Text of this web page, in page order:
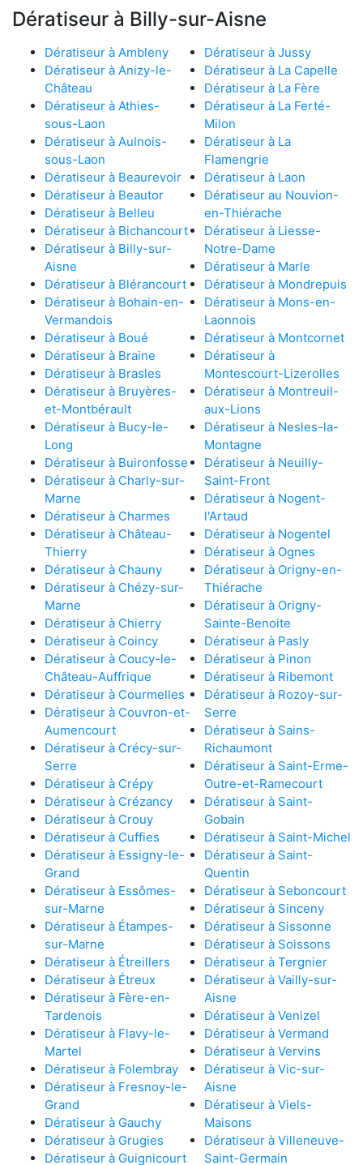
Dératiseur à Billy-sur-Aisne
Dératiseur à Ambleny
Dératiseur à Anizy-le-
Château
Dératiseur à Athies-
sous-Laon
Dératiseur à Aulnois-
sous-Laon
Dératiseur à Beaurevoir
Dératiseur à Beautor
Dératiseur à Belleu
Dératiseur à Bichancourt
Dératiseur à Billy-sur-
Aisne
Dératiseur à Blérancourt
Dératiseur à Bohain-en-
Vermandois
Dératiseur à Boué
Dératiseur à Braine
Dératiseur à Brasles
Dératiseur à Bruyères-
et-Montbérault
Dératiseur à Bucy-le-
Long
Dératiseur à Buironfosse
Dératiseur à Charly-sur-
Marne
Dératiseur à Charmes
Dératiseur à Château-
Thierry
Dératiseur à Chauny
Dératiseur à Chézy-sur-
Marne
Dératiseur à Chierry
Dératiseur à Coincy
Dératiseur à Coucy-le-
Château-Auffrique
Dératiseur à Courmelles
Dératiseur à Couvron-et-
Aumencourt
Dératiseur à Crécy-sur-
Serre
Dératiseur à Crépy
Dératiseur à Crézancy
Dératiseur à Crouy
Dératiseur à Cuffies
Dératiseur à Essigny-le-
Grand
Dératiseur à Essômes-
sur-Marne
Dératiseur à Étampes-
sur-Marne
Dératiseur à Étreillers
Dératiseur à Étreux
Dératiseur à Fère-en-
Tardenois
Dératiseur à Flavy-le-
Martel
Dératiseur à Folembray
Dératiseur à Fresnoy-le-
Grand
Dératiseur à Gauchy
Dératiseur à Grugies
Dératiseur à Guignicourt
Dératiseur à Jussy
Dératiseur à La Capelle
Dératiseur à La Fère
Dératiseur à La Ferté-
Milon
Dératiseur à La
Flamengrie
Dératiseur à Laon
Dératiseur au Nouvion-
en-Thiérache
Dératiseur à Liesse-
Notre-Dame
Dératiseur à Marle
Dératiseur à Mondrepuis
Dératiseur à Mons-en-
Laonnois
Dératiseur à Montcornet
Dératiseur à
Montescourt-Lizerolles
Dératiseur à Montreuil-
aux-Lions
Dératiseur à Nesles-la-
Montagne
Dératiseur à Neuilly-
Saint-Front
Dératiseur à Nogent-
l'Artaud
Dératiseur à Nogentel
Dératiseur à Ognes
Dératiseur à Origny-en-
Thiérache
Dératiseur à Origny-
Sainte-Benoite
Dératiseur à Pasly
Dératiseur à Pinon
Dératiseur à Ribemont
Dératiseur à Rozoy-sur-
Serre
Dératiseur à Sains-
Richaumont
Dératiseur à Saint-Erme-
Outre-et-Ramecourt
Dératiseur à Saint-
Gobain
Dératiseur à Saint-Michel
Dératiseur à Saint-
Quentin
Dératiseur à Seboncourt
Dératiseur à Sinceny
Dératiseur à Sissonne
Dératiseur à Soissons
Dératiseur à Tergnier
Dératiseur à Vailly-sur-
Aisne
Dératiseur à Venizel
Dératiseur à Vermand
Dératiseur à Vervins
Dératiseur à Vic-sur-
Aisne
Dératiseur à Viels-
Maisons
Dératiseur à Villeneuve-
Saint-Germain